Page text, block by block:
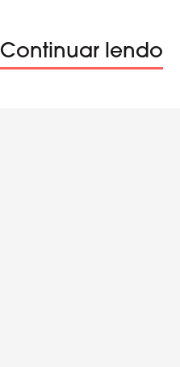
Continuar lendo